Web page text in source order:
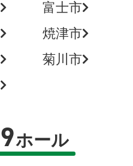
富士市
焼津市
菊川市
9ホール